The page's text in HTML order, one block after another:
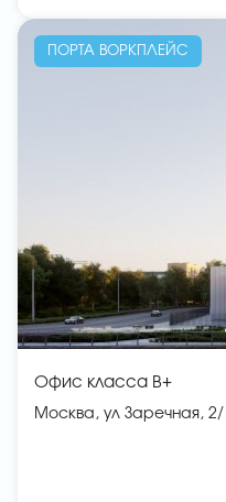
ПОРТА ВОРКПЛЕЙС
Офис класса B+
Москва, ул Заречная, 2/1